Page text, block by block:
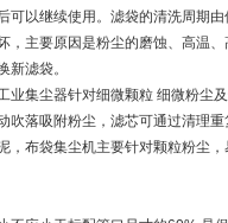
以继续使用。滤袋的清洗周期
主要原因是粉尘的磨蚀、高温
滤袋。
集尘器针对细微颗粒 细微粉尘
落吸附粉尘，滤芯可通过清理
布袋集尘机主要针对颗粒粉尘，